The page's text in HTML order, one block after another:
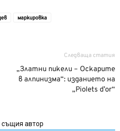
маркировка
Следваща статия
„Златни пикели – Оскарите
в алпинизма“: изданието на
„Piolets d’or“
автор